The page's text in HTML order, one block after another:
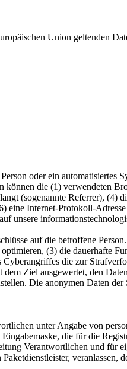
Union geltenden
oder ein automatisiertes
die (1) verwendeten
(sogenannte Referrer), (4)
Internet-Protokoll-
unsere
auf die betroffene
(3) die dauerhafte
die zur
Ziel ausgewertet, den
Die anonymen Daten
unter Angabe von
die für die
Verantwortlichen und für